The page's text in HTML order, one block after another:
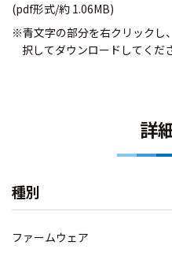
(pdf形式/約 1.06MB)
※青文字の部分を右クリックし
択してダウンロードしてくだ
詳
種別
ファームウェア